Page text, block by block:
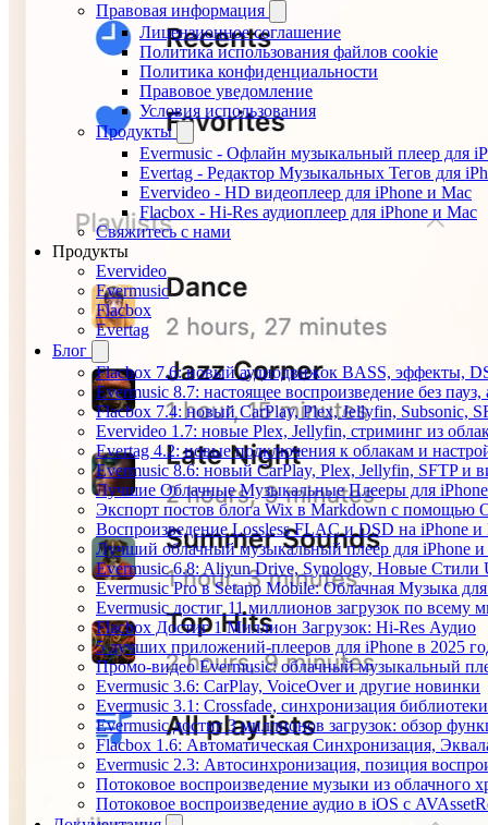
Правовая информация
Лицензионное соглашение
Политика использования файлов cookie
Политика конфиденциальности
Правовое уведомление
Условия использования
Продукты
Evermusic - Офлайн музыкальный плеер для
Evertag - Редактор Музыкальных Тегов для
Evervideo - HD видеоплеер для iPhone и Mac
Flacbox - Hi-Res аудиоплеер для iPhone и Mac
Свяжитесь с нами
Продукты
Evervideo
Evermusic
Flacbox
Evertag
Блог
Flacbox 7.6: новый аудиодвижок BASS, эффекты,
Evermusic 8.7: настоящее воспроизведение без
Flacbox 7.4: новый CarPlay, Plex, Jellyfin, Subsonic,
Evervideo 1.7: новые Plex, Jellyfin, стриминг из
Evertag 4.2: новые подключения к облакам и
Evermusic 8.6: новый CarPlay, Plex, Jellyfin, SFTP и
Лучшие Облачные Музыкальные Плееры для iPhone
Экспорт постов блога Wix в Markdown с помощью
Воспроизведение Lossless FLAC и DSD на iPhone и
Лучший облачный музыкальный плеер для iPhone и
Evermusic 6.8: Aliyun Drive, Synology, Новые Стили
Evermusic Pro в Setapp Mobile: Облачная Музыка
Evermusic достиг 11 миллионов загрузок по всему
Flacbox Достиг 1 Миллион Загрузок: Hi-Res Аудио
5 лучших приложений-плееров для iPhone в 2025
Промо-видео Evermusic: облачный музыкальный
Evermusic 3.6: CarPlay, VoiceOver и другие новинки
Evermusic 3.1: Crossfade, синхронизация
Evermusic достиг 3 миллионов загрузок: обзор
Flacbox 1.6: Автоматическая Синхронизация,
Evermusic 2.3: Автосинхронизация, позиция
Потоковое воспроизведение музыки из облачного
Потоковое воспроизведение аудио в iOS с